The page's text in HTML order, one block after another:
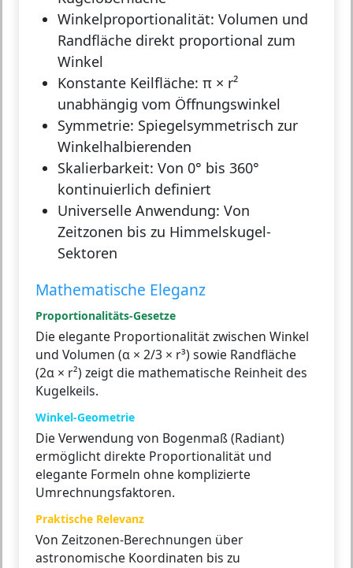
Winkelproportionalität: Volumen und
Randfläche direkt proportional zum
Winkel
Konstante Keilfläche: π × r²
unabhängig vom Öffnungswinkel
Symmetrie: Spiegelsymmetrisch zur
Winkelhalbierenden
Skalierbarkeit: Von 0° bis 360°
kontinuierlich definiert
Universelle Anwendung: Von
Zeitzonen bis zu Himmelskugel-
Sektoren
Mathematische Eleganz
Proportionalitäts-Gesetze
Die elegante Proportionalität zwischen Winkel
und Volumen (α × 2/3 × r³) sowie Randfläche
(2α × r²) zeigt die mathematische Reinheit des
Kugelkeils.
Winkel-Geometrie
Die Verwendung von Bogenmaß (Radiant)
ermöglicht direkte Proportionalität und
elegante Formeln ohne komplizierte
Umrechnungsfaktoren.
Praktische Relevanz
Von Zeitzonen-Berechnungen über
astronomische Koordinaten bis zu